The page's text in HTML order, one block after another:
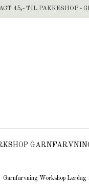
45,- TIL PAKKESHOP -
Garnfarvning Workshop Lørdag